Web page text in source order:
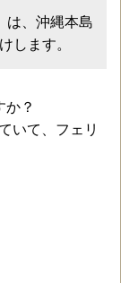
は、沖縄本島
します。
か？
いて、フェリ